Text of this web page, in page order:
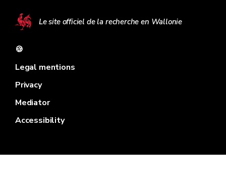
Le site officiel de la recherche en Wallonie
🍪
Legal mentions
Privacy
Mediator
Accessibility